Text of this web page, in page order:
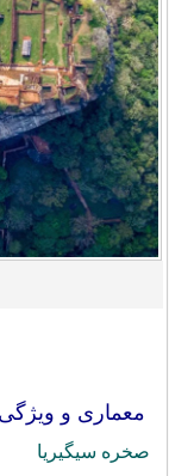
معماری و
صخره سیگیریا